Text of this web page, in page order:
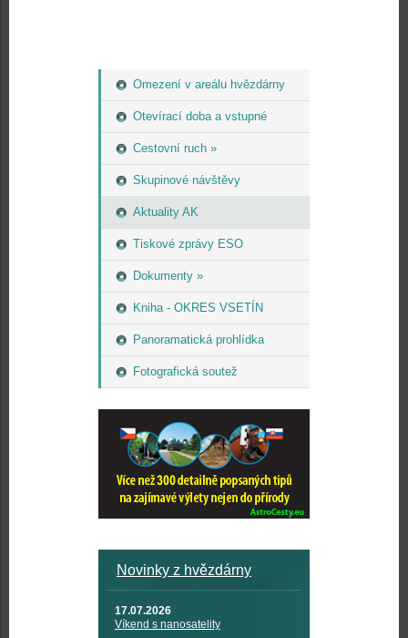
Omezení v areálu hvězdárny
Otevírací doba a vstupné
Cestovní ruch »
Skupinové návštěvy
Aktuality AK
Tiskové zprávy ESO
Dokumenty »
Kniha - OKRES VSETÍN
Panoramatická prohlídka
Fotografická soutež
Novinky z hvězdárny
17.07.2026
Víkend s nanosatelity